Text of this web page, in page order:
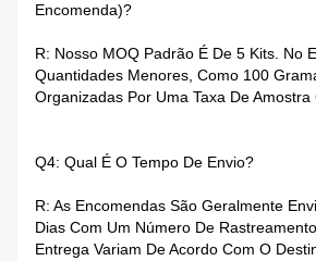
Encomenda)?
R: Nosso MOQ Padrão É De 5 Kits. No
Quantidades Menores, Como 100
Organizadas Por Uma Taxa De
Q4: Qual É O Tempo De Envio?
R: As Encomendas São Geralmente
Dias Com Um Número De
Entrega Variam De Acordo Com O